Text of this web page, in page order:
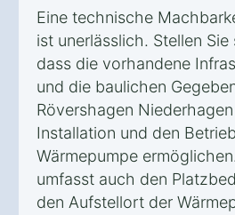
Eine technische
ist unerlässlich. Stellen Sie
dass die vorhandene
und die baulichen
Rövershagen
Installation und den
Wärmepumpe
umfasst auch den
den Aufstellort der